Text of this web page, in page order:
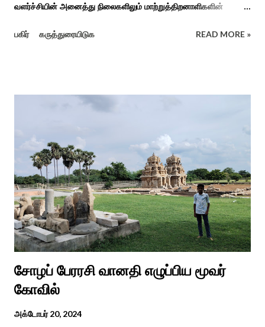
வளர்ச்சியின் அனைத்து நிலைகளிலும் மாற்றுத்திறனாளிகளின்
நோக்கமாகக் கொண்டது. சமூகத்தில் மாற்றுத்திறனாளிகளின்
நிகழ்ச்சிகள், கருத்தரங்குகள் மற்றும் உதவிகள் வழங்கும் விழாக்கள்
பல்கலைக்கழகத்தின் சிறப்புக் கல்வி மற்றும் மறுவாழ்வு அறிவியல்
துறை, மற்றும் டாக்டர் அழகப்பா கல்வி அறிவியல் நிறுவனம் , மற்றும்
காரைக்குடி ஹெரிடேஜ் ரோட்டரி கிளப், மற்றும் மாற்றுத்
திறனாளிகளுக்கான மல்டிமோடல் மெட்டீரியல் உற்பத்திக்கான மையம்,
மற்றும் ஐடி மற்றும் ஆட்டிசத்திற்கான அழகப்பா பல்கலைக்கழக
சிறப்புப் பள்ளி சார்பில் இந்த ஆணடு விழா சர்வதேச மாற்று...
பகிர் கருத்துரையிடுக READ MORE »
சோழப் பேரரசி வானதி எழுப்பிய மூவர்
கோவில்
அக்டோபர் 20, 2024